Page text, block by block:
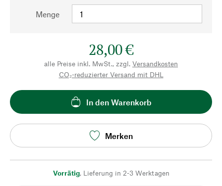
Menge
28,00 €
alle Preise inkl. MwSt., zzgl. Versandkosten
CO₂-reduzierter Versand mit DHL
In den Warenkorb
Merken
Vorrätig, Lieferung in 2-3 Werktagen